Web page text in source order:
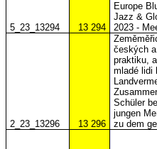
5_23_13294 13 294
Europe
Jazz &
2023 -
2_23_13296 13 296
českých
praktiku,
mladé lidi
Schüler
jungen
zu dem